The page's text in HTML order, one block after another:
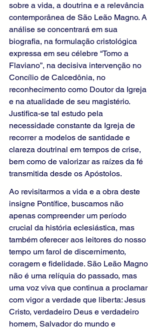
sobre a vida, a doutrina e a relevância
contemporânea de São Leão Magno. A
análise se concentrará em sua
biografia, na formulação cristológica
expressa em seu célebre “Tomo a
Flaviano”, na decisiva intervenção no
Concílio de Calcedônia, no
reconhecimento como Doutor da Igreja
e na atualidade de seu magistério.
Justifica-se tal estudo pela
necessidade constante da Igreja de
recorrer a modelos de santidade e
clareza doutrinal em tempos de crise,
bem como de valorizar as raízes da fé
transmitida desde os Apóstolos.
Ao revisitarmos a vida e a obra deste
insigne Pontífice, buscamos não
apenas compreender um período
crucial da história eclesiástica, mas
também oferecer aos leitores do nosso
tempo um farol de discernimento,
coragem e fidelidade. São Leão Magno
não é uma relíquia do passado, mas
uma voz viva que continua a proclamar
com vigor a verdade que liberta: Jesus
Cristo, verdadeiro Deus e verdadeiro
homem, Salvador do mundo e